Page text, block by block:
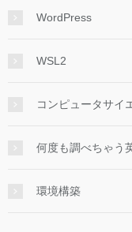
WordPress
WSL2
コンピュータサイ
何度も調べちゃう
環境構築